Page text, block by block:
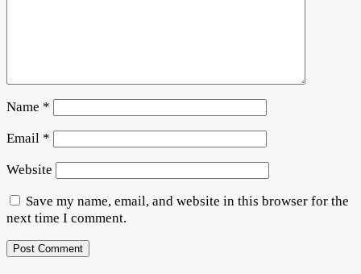
Name *
Email *
Website
Save my name, email, and website in this browser for the
next time I comment.